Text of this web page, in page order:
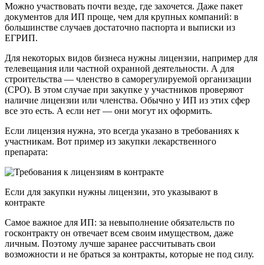
Можно участвовать почти везде, где захочется. Даже пакет
документов для ИП проще, чем для крупных компаний: в
большинстве случаев достаточно паспорта и выписки из
ЕГРИП.
Для некоторых видов бизнеса нужны лицензии, например для
телевещания или частной охранной деятельности. А для
строительства — членство в саморегулируемой организации
(СРО). В этом случае при закупке у участников проверяют
наличие лицензии или членства. Обычно у ИП из этих сфер
все это есть. А если нет — они могут их оформить.
Если лицензия нужна, это всегда указано в требованиях к
участникам. Вот пример из закупки лекарственного
препарата:
Если для закупки нужны лицензии, это указывают в
контракте
Самое важное для ИП: за невыполнение обязательств по
госконтракту он отвечает всем своим имуществом, даже
личным. Поэтому лучше заранее рассчитывать свои
возможности и не браться за контракты, которые не под силу.